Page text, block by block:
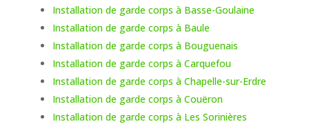
Installation de garde corps à Basse-Goulaine
Installation de garde corps à Baule
Installation de garde corps à Bouguenais
Installation de garde corps à Carquefou
Installation de garde corps à Chapelle-sur-Erdre
Installation de garde corps à Couëron
Installation de garde corps à Les Sorinières